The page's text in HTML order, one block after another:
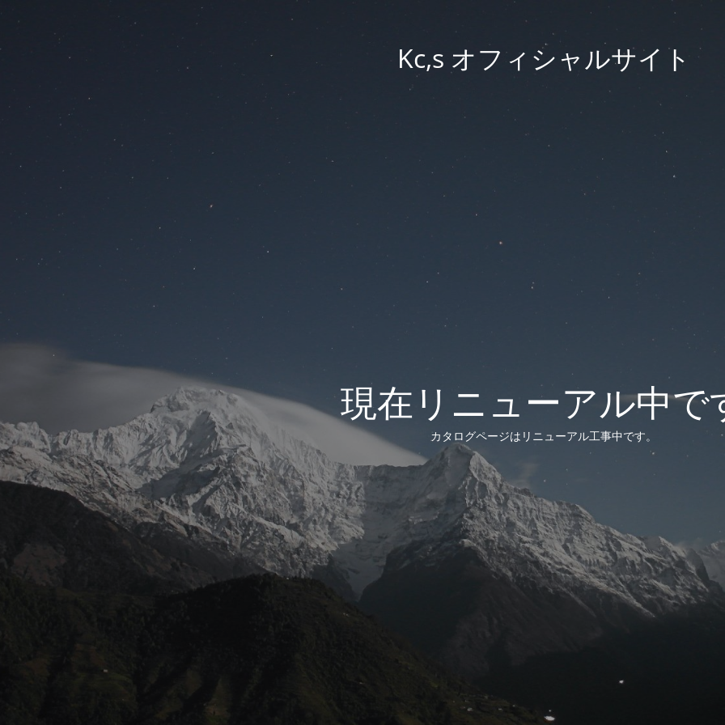
Kc,s オフィシャルサイト
現在リニューアル中で
カタログページはリニューアル工事中です。